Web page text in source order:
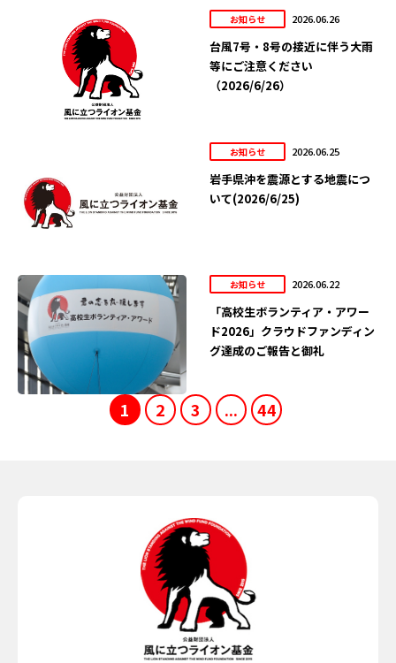
お知らせ 2026.06.26
台風7号・8号の接近に伴う大雨
等にご注意ください
（2026/6/26）
お知らせ 2026.06.25
岩手県沖を震源とする地震につ
いて(2026/6/25)
お知らせ 2026.06.22
「高校生ボランティア・アワー
ド2026」クラウドファンディン
グ達成のご報告と御礼
1 2 3 ... 44